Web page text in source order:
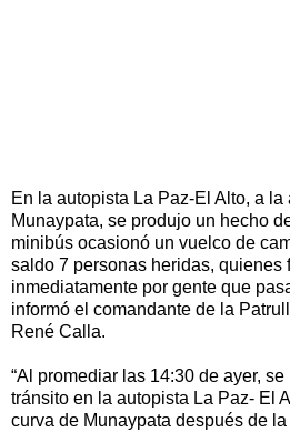
En la autopista La Paz-El Alto, a
Munaypata, se produjo un hecho
minibús ocasionó un vuelco de
saldo 7 personas heridas, quienes
inmediatamente por gente que
informó el comandante de la
René Calla.
“Al promediar las 14:30 de ayer,
tránsito en la autopista La Paz- El
curva de Munaypata después de